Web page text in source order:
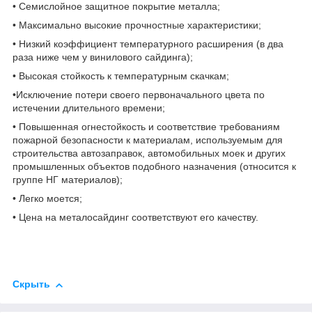
• Семислойное защитное покрытие металла;
• Максимально высокие прочностные характеристики;
• Низкий коэффициент температурного расширения (в два
раза ниже чем у винилового сайдинга);
• Высокая стойкость к температурным скачкам;
•Исключение потери своего первоначального цвета по
истечении длительного времени;
• Повышенная огнестойкость и соответствие требованиям
пожарной безопасности к материалам, используемым для
строительства автозаправок, автомобильных моек и других
промышленных объектов подобного назначения (относится к
группе НГ материалов);
• Легко моется;
• Цена на металосайдинг соответствуют его качеству.
Скрыть